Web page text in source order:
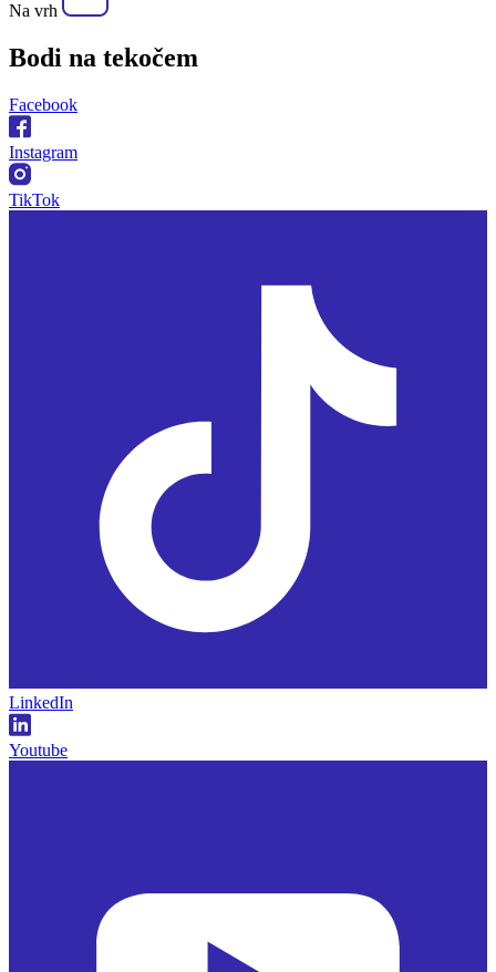
Na vrh
Bodi na tekočem
Facebook
Instagram
TikTok
LinkedIn
Youtube